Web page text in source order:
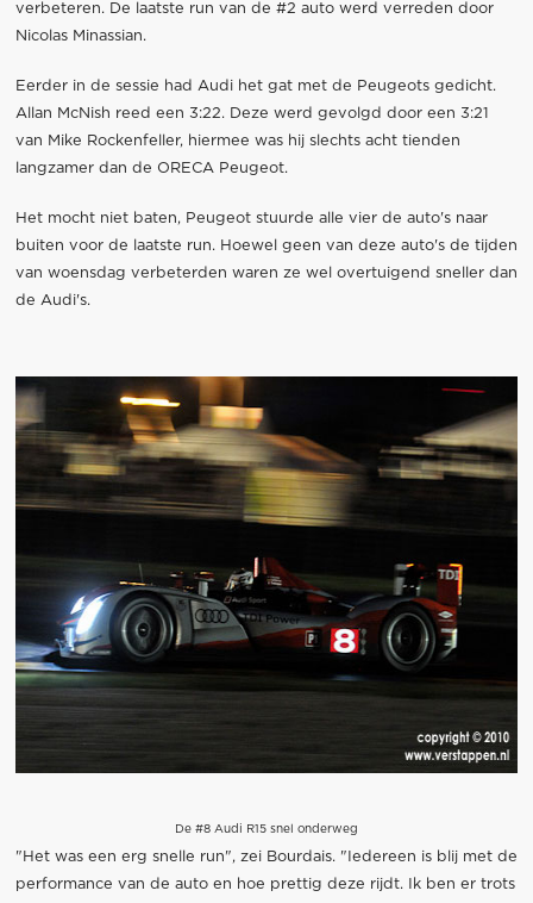
verbeteren. De laatste run van de #2 auto werd verreden door
Nicolas Minassian.
Eerder in de sessie had Audi het gat met de Peugeots gedicht.
Allan McNish reed een 3:22. Deze werd gevolgd door een 3:21
van Mike Rockenfeller, hiermee was hij slechts acht tienden
langzamer dan de ORECA Peugeot.
Het mocht niet baten, Peugeot stuurde alle vier de auto's naar
buiten voor de laatste run. Hoewel geen van deze auto's de tijden
van woensdag verbeterden waren ze wel overtuigend sneller dan
de Audi's.
De #8 Audi R15 snel onderweg
"Het was een erg snelle run", zei Bourdais. "Iedereen is blij met de
performance van de auto en hoe prettig deze rijdt. Ik ben er trots